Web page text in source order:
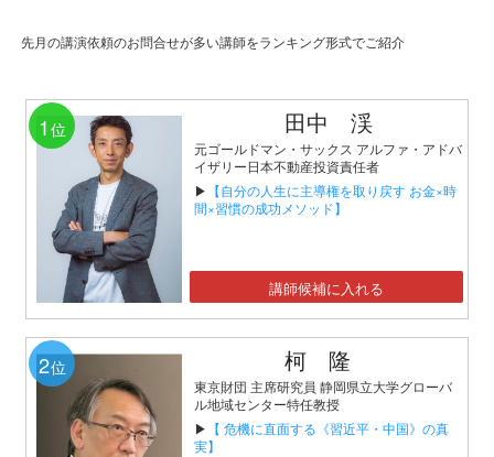
先月の講演依頼のお問合せが多い講師をランキング形式でご紹介
1 位 田中 渓
元ゴールドマン・サックス アルファ・アドバ
イザリー日本不動産投資責任者
▶ 【自分の人生に主導権を取り戻す お金×時
間×習慣の成功メソッド】
講師候補に入れる
2位 柯 隆
東京財団 主席研究員 静岡県立大学グローバ
ル地域センター特任教授
▶ 【 危機に直面する《習近平・中国》の真
実】